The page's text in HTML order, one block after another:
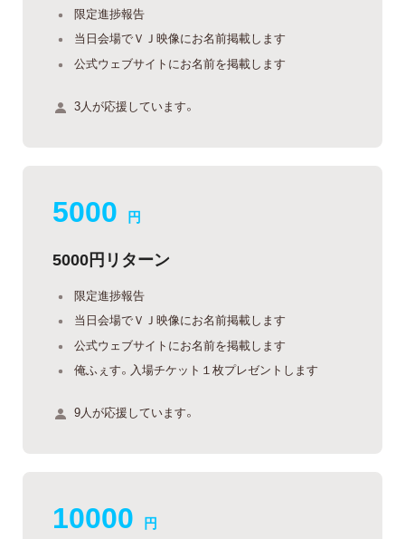
限定進捗報告
当日会場でＶＪ映像にお名前掲載します
公式ウェブサイトにお名前を掲載します
3人が応援しています。
5000 円
5000円リターン
限定進捗報告
当日会場でＶＪ映像にお名前掲載します
公式ウェブサイトにお名前を掲載します
俺ふぇす。入場チケット１枚プレゼントします
9人が応援しています。
10000 円